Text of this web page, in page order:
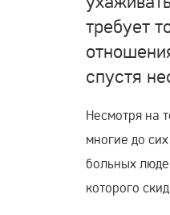
требует
спустя
Несмотря на
многие до
больных
которого